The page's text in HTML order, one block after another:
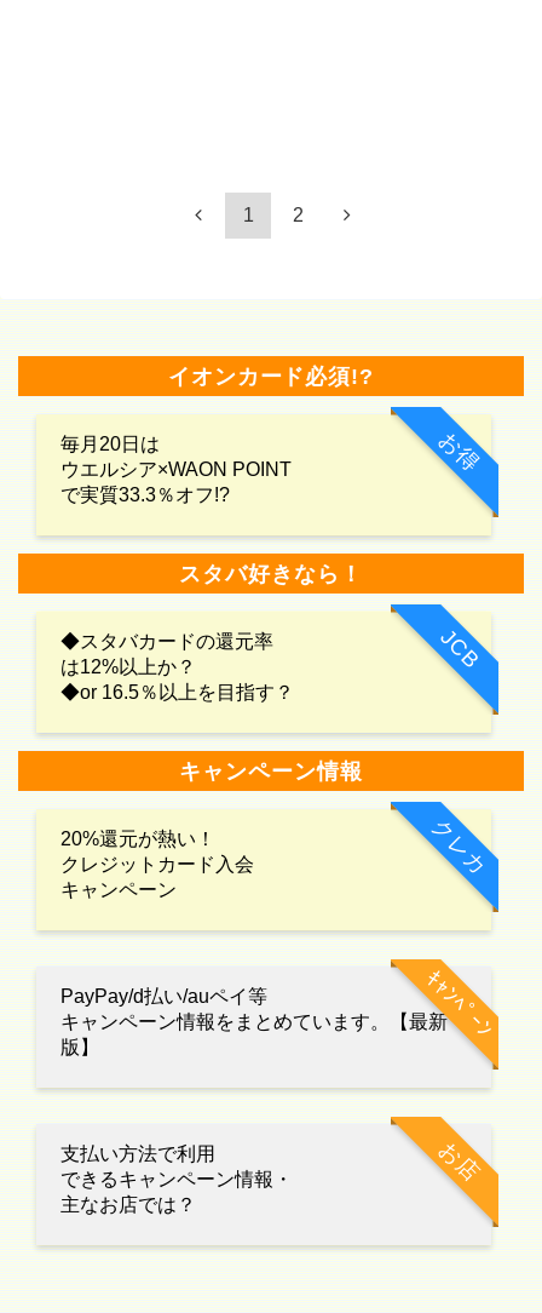
1 2
イオンカード必須!?
お得
毎月20日は
ウエルシア×WAON POINT
で実質33.3％オフ!?
スタバ好きなら！
JCB
◆スタバカードの還元率
は12%以上か？
◆or 16.5％以上を目指す？
キャンペーン情報
クレカ
20%還元が熱い！
クレジットカード入会
キャンペーン
ｷｬﾝﾍﾟｰﾝ
PayPay/d払い/auペイ等
キャンペーン情報をまとめています。【最新
版】
お店
支払い方法で利用
できるキャンペーン情報・
主なお店では？